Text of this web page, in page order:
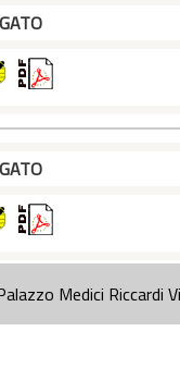
Medici Riccardi